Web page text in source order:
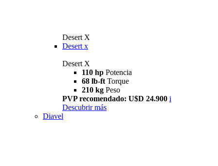
Desert X
Desert x
Desert X
110 hp Potencia
68 lb-ft Torque
210 kg Peso
PVP recomendado: U$D 24.900 i
Descubrir más
Diavel